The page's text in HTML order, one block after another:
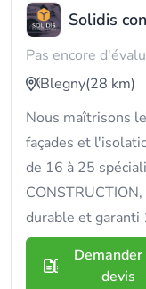
Solidis
Pas encore
Blegny(28 km)
Nous maîtrisons
façades et
de 16 à 25
durable et garanti
Demander
devis